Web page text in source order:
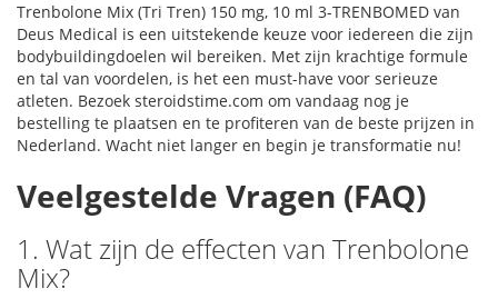
Trenbolone Mix (Tri Tren) 150 mg, 10 ml 3-TRENBOMED van
Deus Medical is een uitstekende keuze voor iedereen die zijn
bodybuildingdoelen wil bereiken. Met zijn krachtige formule
en tal van voordelen, is het een must-have voor serieuze
atleten. Bezoek steroidstime.com om vandaag nog je
bestelling te plaatsen en te profiteren van de beste prijzen in
Nederland. Wacht niet langer en begin je transformatie nu!
Veelgestelde Vragen (FAQ)
1. Wat zijn de effecten van Trenbolone
Mix?